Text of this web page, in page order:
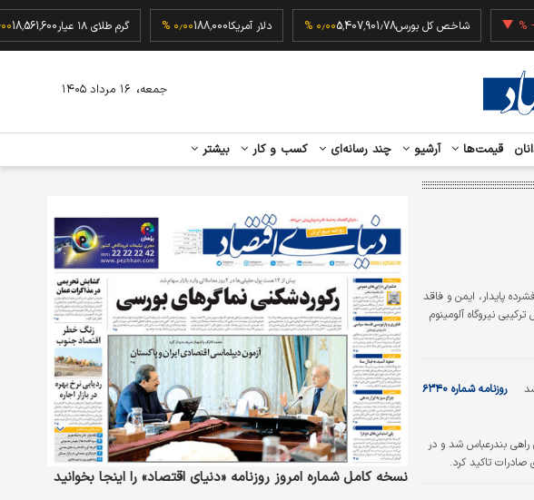
‎−۰٫۲۳ % شاخص کل بورس5,407,901.78 دلار آمریکا188,000 گرم طلای ۱۸ عیار
قیمت‌ها آرشیو چند رسانه‌ای کسب و کار بیشتر
جمعه، ۱۶ مرداد ۱۴۰۵
هوای فشرده پایدار، ایمن و فاقد
نیروگاه آلومینوم
روزنامه شماره ۶۳۴۰
بندرعباس شد و در
تاکید کرد.
نسخه کامل شماره امروز روزنامه «دنیای‌ اقتصاد» را اینجا بخوانید